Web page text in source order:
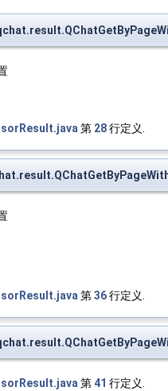
第 28行定义.
第36行定义.
第 41 行定义.